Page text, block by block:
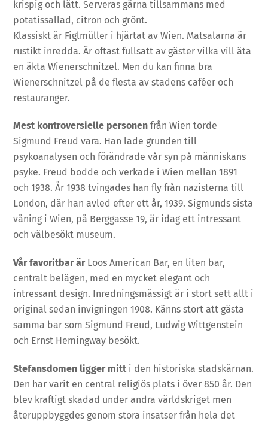
krispig och lätt. Serveras gärna tillsammans med
potatissallad, citron och grönt.
Klassiskt är Figlmüller i hjärtat av Wien. Matsalarna är
rustikt inredda. Är oftast fullsatt av gäster vilka vill äta
en äkta Wienerschnitzel. Men du kan finna bra
Wienerschnitzel på de flesta av stadens caféer och
restauranger.
Mest kontroversielle personenfrån Wien torde
Sigmund Freud vara. Han lade grunden till
psykoanalysen och förändrade vår syn på människans
psyke. Freud bodde och verkade i Wien mellan 1891
och 1938. År 1938 tvingades han fly från nazisterna till
London, där han avled efter ett år, 1939. Sigmunds sista
våning i Wien, på Berggasse 19, är idag ett intressant
och välbesökt museum.
Vår favoritbar ärLoos American Bar, en liten bar,
centralt belägen, med en mycket elegant och
intressant design. Inredningsmässigt är i stort sett allt i
original sedan invigningen 1908. Känns stort att gästa
samma bar som Sigmund Freud, Ludwig Wittgenstein
och Ernst Hemingway besökt.
Stefansdomen ligger mitt i den historiska stadskärnan.
Den har varit en central religiös plats i över 850 år. Den
blev kraftigt skadad under andra världskriget men
återuppbyggdes genom stora insatser från hela det